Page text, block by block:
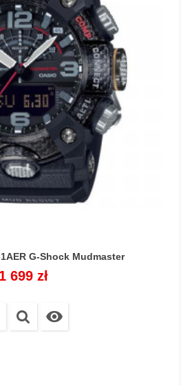
G-Shock Mudmaster
Cena
1 699 zł
